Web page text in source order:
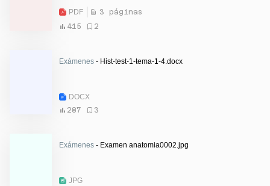
PDF
3 páginas
415
2
Exámenes - Hist-test-1-tema-1-4.docx
DOCX
287
3
Exámenes - Examen anatomia0002.jpg
JPG